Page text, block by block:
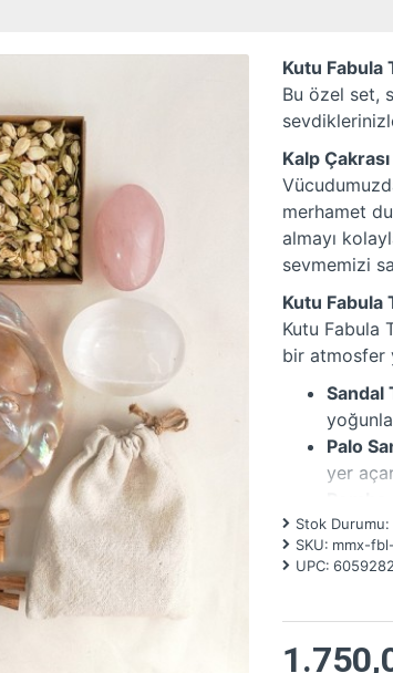
Kutu Fabula
Bu özel set,
Kalp
merhamet
almayı
sevmemizi
Kutu Fabula
Kutu Fabula
bir atmosfer
Sandal
Palo
yer
kuvars,
Selenit
Stok Durumu:
SKU: mmx-
UPC: